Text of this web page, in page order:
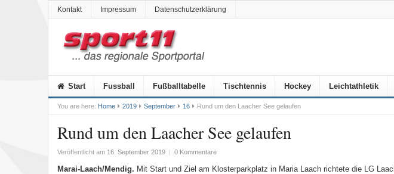
Kontakt Impressum Datenschutzerklärung
Start Fussball Fußballtabelle Tischtennis Hockey Leichtathletik
You are here: Home 2019 September 16 Rund um den Laacher See gelaufen
Rund um den Laacher See gelaufen
Veröffentlicht am 16. September 2019 | 0 Kommentare
Marai-Laach/Mendig. Mit Start und Ziel am Klosterparkplatz in Maria Laach richtete die LG